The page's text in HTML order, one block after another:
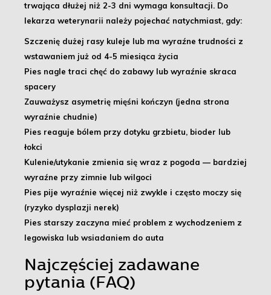
trwająca dłużej niż 2-3 dni wymaga konsultacji. Do
lekarza weterynarii należy pojechać natychmiast, gdy:
Szczenię dużej rasy kuleje lub ma wyraźne trudności z
wstawaniem już od 4-5 miesiąca życia
Pies nagle traci chęć do zabawy lub wyraźnie skraca
spacery
Zauważysz asymetrię mięśni kończyn (jedna strona
wyraźnie chudnie)
Pies reaguje bólem przy dotyku grzbietu, bioder lub
łokci
Kulenie/utykanie zmienia się wraz z pogoda — bardziej
wyraźne przy zimnie lub wilgoci
Pies pije wyraźnie więcej niż zwykle i często moczy się
(ryzyko dysplazji nerek)
Pies starszy zaczyna mieć problem z wychodzeniem z
legowiska lub wsiadaniem do auta
Najczęściej zadawane
pytania (FAQ)